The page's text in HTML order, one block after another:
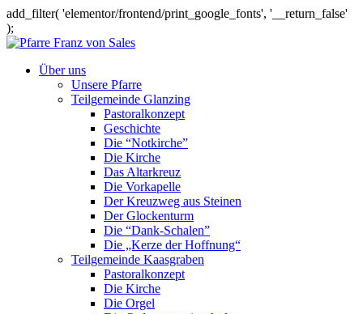
add_filter( 'elementor/frontend/print_google_fonts', '__return_false'
);
Über uns
Unsere Pfarre
Teilgemeinde Glanzing
Pastoralkonzept
Geschichte
Die “Notkirche”
Die Kirche
Das Altarkreuz
Die Vorkapelle
Der Kreuzweg aus Steinen
Der Glockenturm
Die “Dank-Schalen”
Die „Kerze der Hoffnung“
Teilgemeinde Kaasgraben
Pastoralkonzept
Die Kirche
Die Orgel